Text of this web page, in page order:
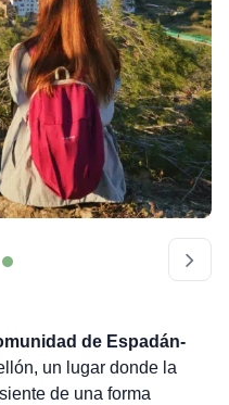
de Espadán-
un lugar donde la
de una forma